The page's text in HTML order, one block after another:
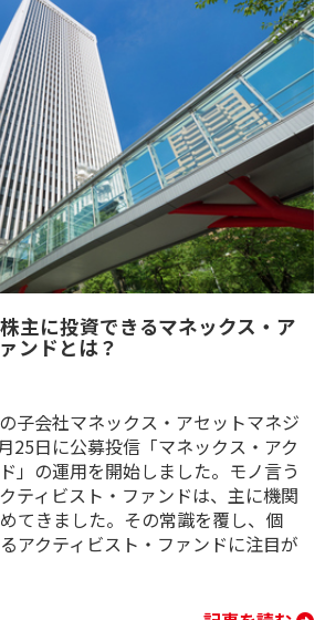
主に投資できるマネックス・ア
ンドとは？
子会社マネックス・アセットマネジ
25日に公募投信「マネックス・アク
」の運用を開始しました。モノ言う
ティビスト・ファンドは、主に機関
てきました。その常識を覆し、個
アクティビスト・ファンドに注目が